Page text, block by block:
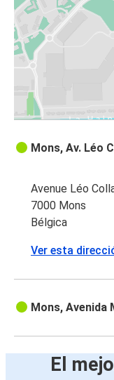
Mons, Av. Léo
Avenue Léo
7000 Mons
Bélgica
Ver esta
Mons, Avenida
El